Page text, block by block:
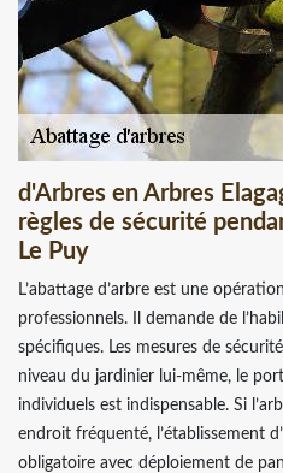
d'Arbres en Arbres
règles de sécurité
Le Puy
L’abattage d’arbre est une
professionnels. Il demande de
spécifiques. Les mesures de
niveau du jardinier lui-même, le
individuels est indispensable. Si
endroit fréquenté, l’établissement
obligatoire avec déploiement de